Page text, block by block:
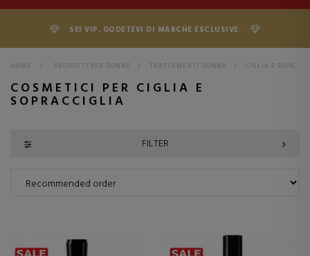
SEI VIP. GODETEVI DI MARCHE ESCLUSIVE.
HOME > PRODOTTI PER DONNE > TRATTAMENTI DONNA > CIGLIA E SOPRACCIGLIA
COSMETICI PER CIGLIA E
SOPRACCIGLIA
FILTER